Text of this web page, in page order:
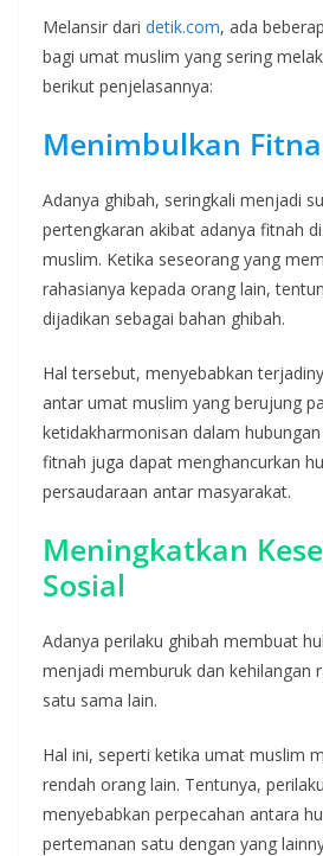
Melansir dari detik.com, ada
bagi umat muslim yang sering
berikut penjelasannya:
Menimbulkan
Adanya ghibah, seringkali menjadi
pertengkaran akibat adanya fitnah
muslim. Ketika seseorang yang
rahasianya kepada orang lain,
dijadikan sebagai bahan ghibah.
Hal tersebut, menyebabkan
antar umat muslim yang berujung
ketidakharmonisan dalam
fitnah juga dapat menghancurkan
persaudaraan antar masyarakat.
Meningkatkan
Sosial
Adanya perilaku ghibah membuat
menjadi memburuk dan kehilangan
satu sama lain.
Hal ini, seperti ketika umat muslim
rendah orang lain. Tentunya,
menyebabkan perpecahan antara
pertemanan satu dengan yang